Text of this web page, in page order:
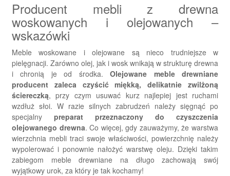
Producent mebli z drewna
woskowanych i olejowanych –
wskazówki
Meble woskowane i olejowane są nieco trudniejsze w
pielęgnacji. Zarówno olej, jak i wosk wnikają w strukturę drewna
i chronią je od środka.Olejowane meble drewniane
producent zaleca czyścić miękką, delikatnie zwilżoną
ściereczką, przy czym usuwać kurz najlepiej jest ruchami
wzdłuż słoi. W razie silnych zabrudzeń należy sięgnąć po
specjalny preparat przeznaczony do czyszczenia
olejowanego drewna. Co więcej, gdy zauważymy, że warstwa
wierzchnia mebli traci swoje właściwości, powierzchnię należy
wypolerować i ponownie nałożyć warstwę oleju. Dzięki takim
zabiegom meble drewniane na długo zachowają swój
wyjątkowy urok, za który je tak kochamy!